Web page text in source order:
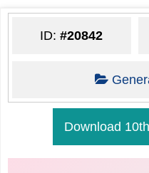
ID:#20842
Download